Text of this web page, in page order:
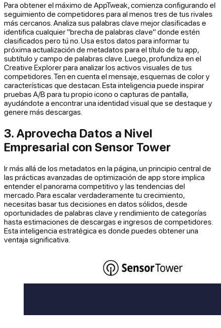
Para obtener el máximo de AppTweak, comienza configurando el
seguimiento de competidores para al menos tres de tus rivales
más cercanos. Analiza sus palabras clave mejor clasificadas e
identifica cualquier "brecha de palabras clave" donde estén
clasificados pero tú no. Usa estos datos para informar tu
próxima actualización de metadatos para el título de tu app,
subtítulo y campo de palabras clave. Luego, profundiza en el
Creative Explorer para analizar los activos visuales de tus
competidores. Ten en cuenta el mensaje, esquemas de color y
características que destacan. Esta inteligencia puede inspirar
pruebas A/B para tu propio icono o capturas de pantalla,
ayudándote a encontrar una identidad visual que se destaque y
genere más descargas.
3. Aprovecha Datos a Nivel
Empresarial con Sensor Tower
Ir más allá de los metadatos en la página, un principio central de
las prácticas avanzadas de optimización de app store implica
entender el panorama competitivo y las tendencias del
mercado. Para escalar verdaderamente tu crecimiento,
necesitas basar tus decisiones en datos sólidos, desde
oportunidades de palabras clave y rendimiento de categorías
hasta estimaciones de descargas e ingresos de competidores.
Esta inteligencia estratégica es donde puedes obtener una
ventaja significativa.